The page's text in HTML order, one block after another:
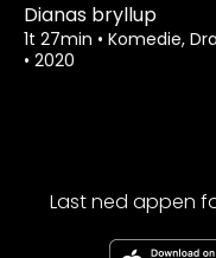
Dianas bryllup
1t 27min • Komedie,
• 2020
Last ned appen